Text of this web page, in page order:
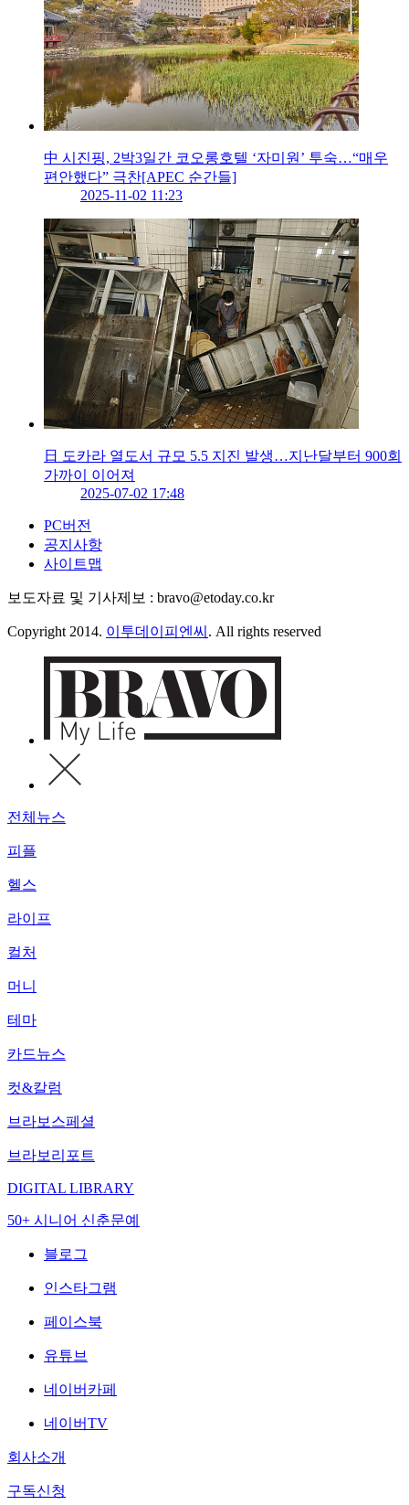
中 시진핑, 2박3일간 코오롱호텔 ‘자미원’ 투숙…“매우
편안했다” 극찬[APEC 순간들]
2025-11-02 11:23
日 도카라 열도서 규모 5.5 지진 발생…지난달부터 900회
가까이 이어져
2025-07-02 17:48
PC버전
공지사항
사이트맵
보도자료 및 기사제보 : bravo@etoday.co.kr
Copyright 2014. 이투데이피엔씨 . All rights reserved
전체뉴스
피플
헬스
라이프
컬처
머니
테마
카드뉴스
컷&칼럼
브라보스페셜
브라보리포트
DIGITAL LIBRARY
50+ 시니어 신춘문예
블로그
인스타그램
페이스북
유튜브
네이버카페
네이버TV
회사소개
구독신청